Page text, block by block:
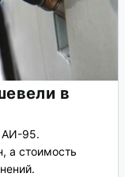
в
АИ-95.
а стоимость